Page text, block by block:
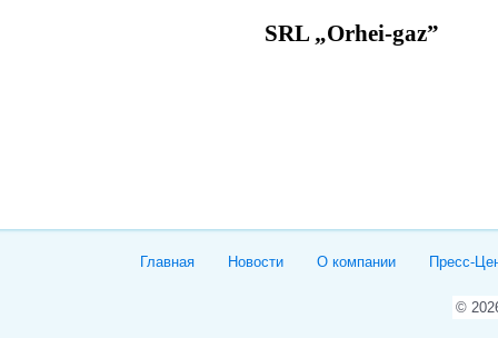
SRL „Orhei-gaz”
Главная Новости О компании Пресс-
©